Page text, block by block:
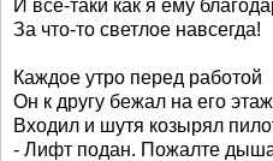
И все-таки как я ему
За что-то светлое навсегда!
Каждое утро перед работой
Он к другу бежал на его
Входил и шутя козырял
- Лифт подан. Пожалте